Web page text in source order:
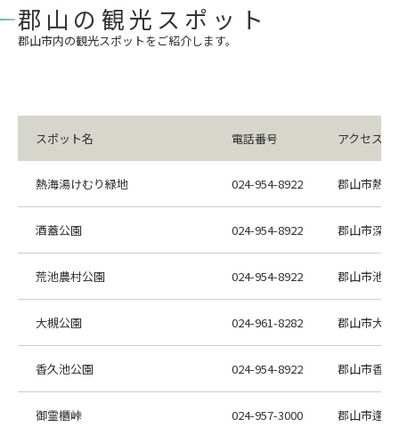
郡山の観光スポット
郡山市内の観光スポットをご紹介します。
スポット名 電話番号 アクセス
熱海湯けむり緑地 024-954-8922 郡山市熱
酒蓋公園 024-954-8922 郡山市深沢
荒池農村公園 024-954-8922 郡山市池ノ
大槻公園 024-961-8282 郡山市大
香久池公園 024-954-8922 郡山市香久
御霊櫃峠 024-957-3000 郡山市逢瀬